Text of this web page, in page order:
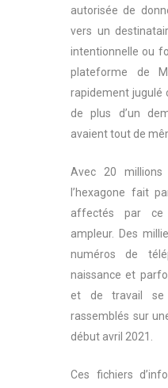
autorisée de
vers un
intentionnelle ou
plateforme de
rapidement jugulé
de plus d’un
avaient tout de
Avec 20 millions
l’hexagone fait
affectés par ce
ampleur. Des
numéros de
naissance et
et de travail se
rassemblés sur
début avril 2021.
Ces fichiers